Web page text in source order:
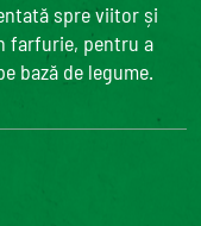
spre viitor și
farfurie, pentru a
bază de legume.